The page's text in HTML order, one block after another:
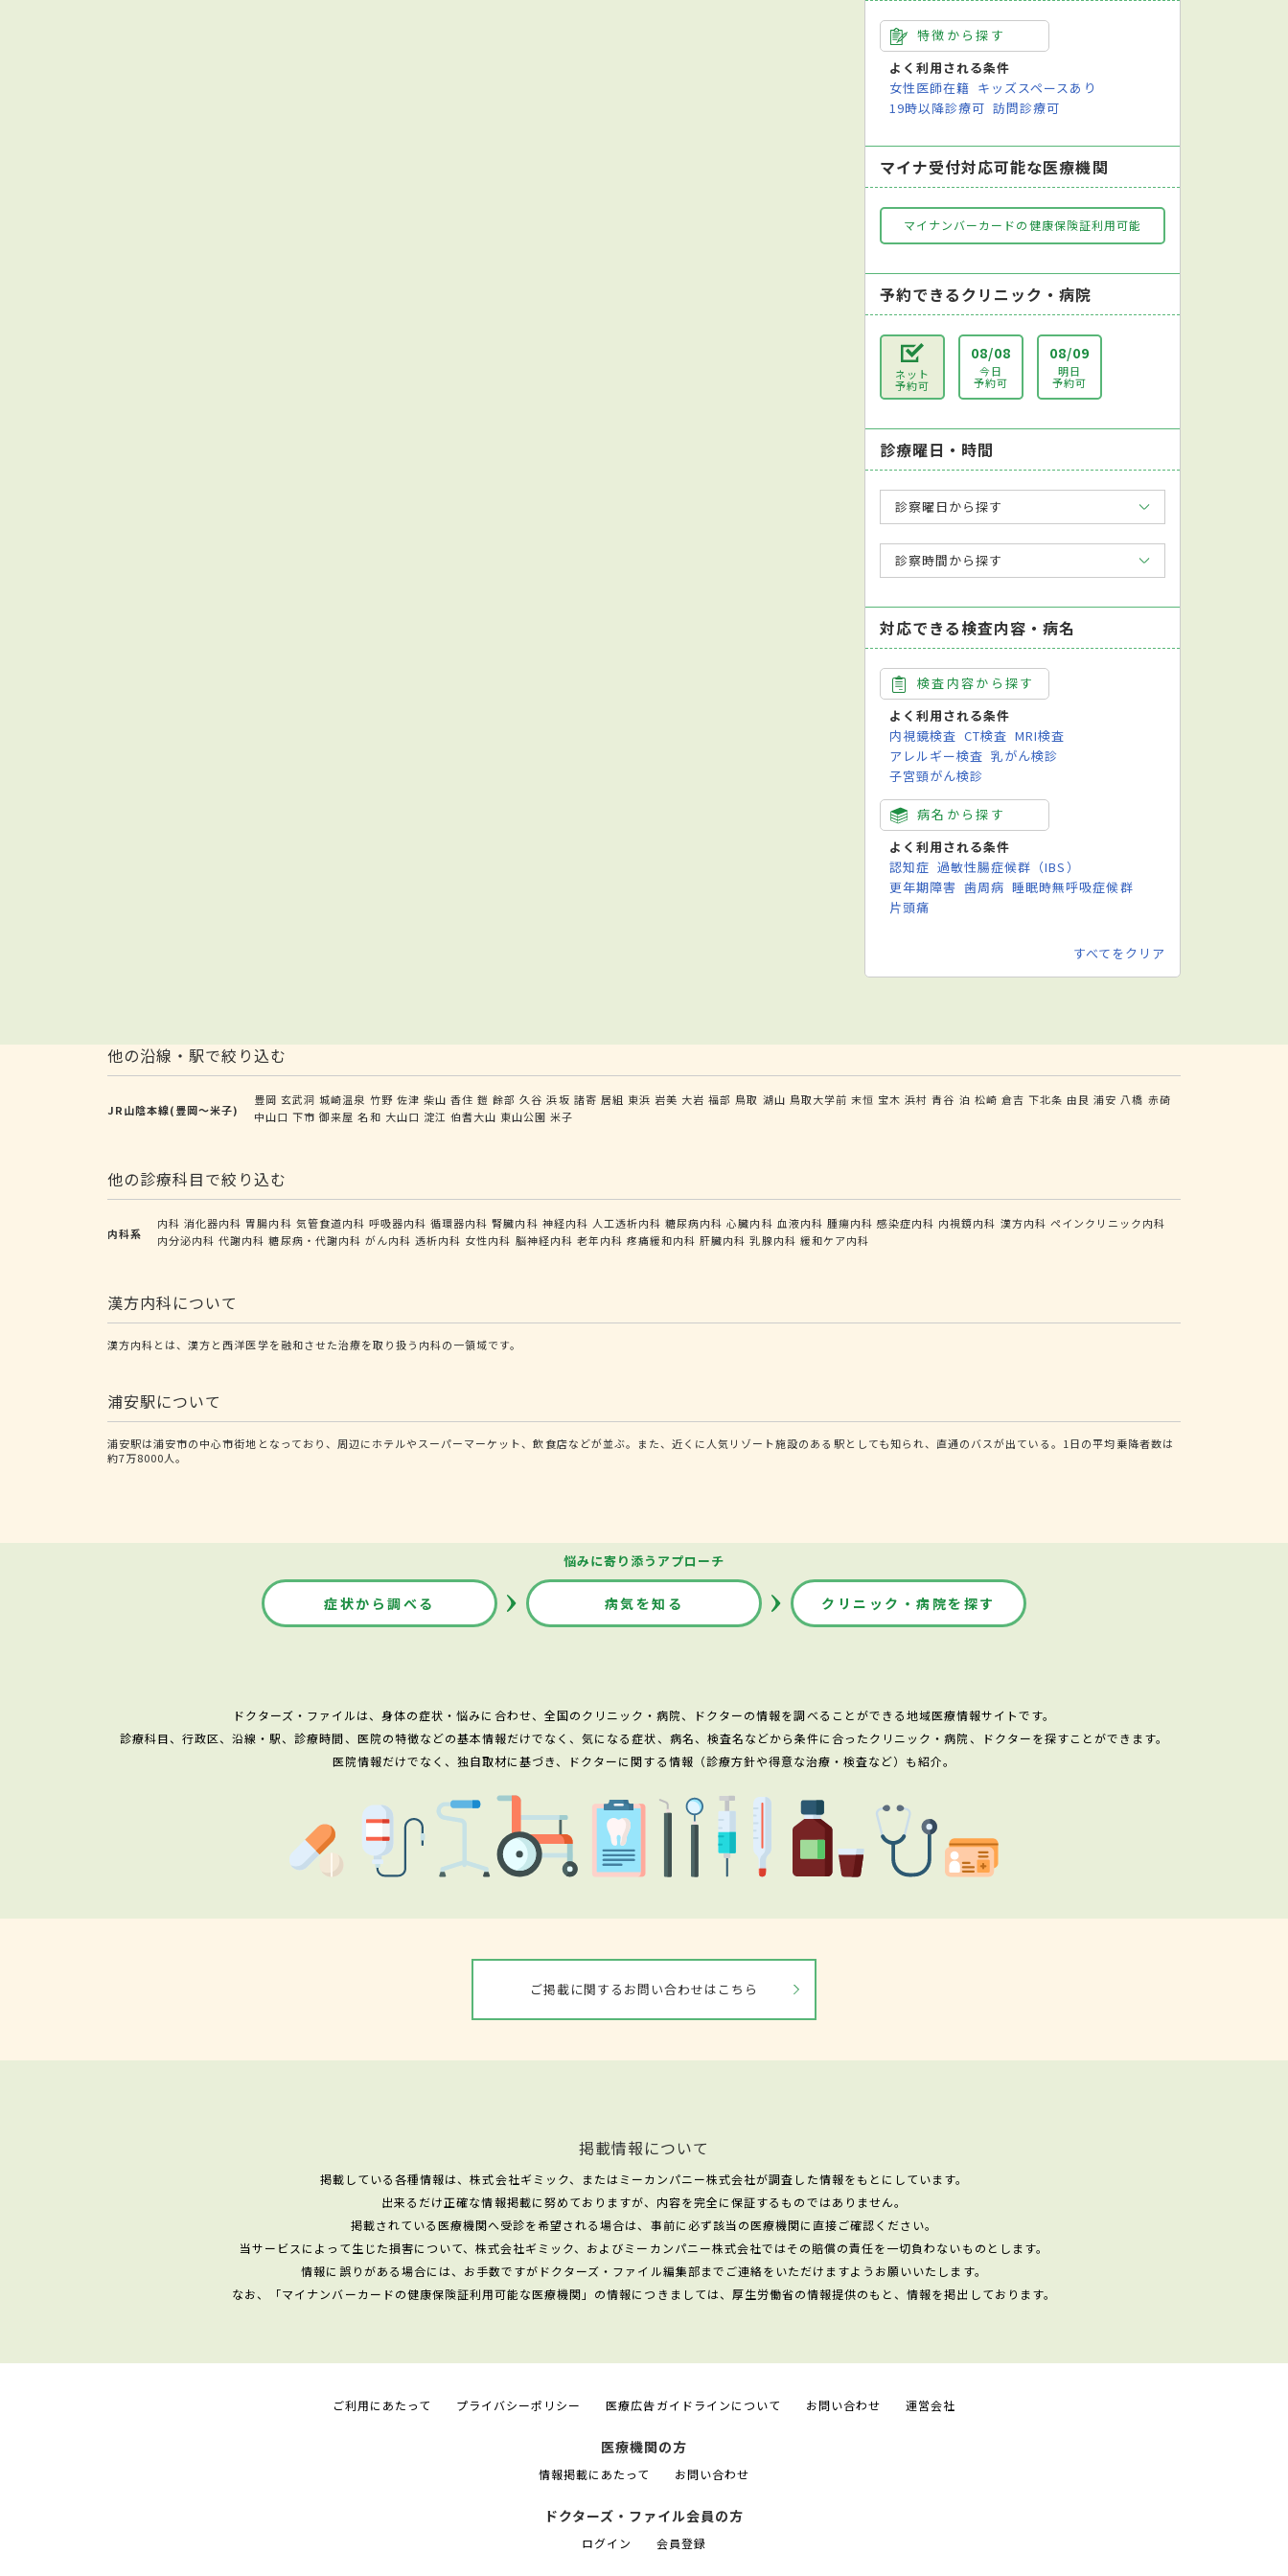
特徴から探す
よく利用される条件
女性医師在籍 キッズスペースあり
19時以降診療可 訪問診療可
マイナ受付対応可能な医療機関
マイナンバーカードの健康保険証利用可能
予約できるクリニック・病院
ネット
予約可
08/08
今日
予約可
08/09
明日
予約可
診療曜日・時間
診察曜日から探す
診察時間から探す
対応できる検査内容・病名
検査内容から探す
よく利用される条件
内視鏡検査 CT検査 MRI検査
アレルギー検査 乳がん検診
子宮頸がん検診
病名から探す
よく利用される条件
認知症 過敏性腸症候群（IBS）
更年期障害 歯周病 睡眠時無呼吸症候群
片頭痛
すべてをクリア
他の沿線・駅で絞り込む
JR山陰本線(豊岡～米子)
豊岡 玄武洞 城崎温泉 竹野 佐津 柴山 香住 鎧 餘部 久谷 浜坂 諸寄 居組 東浜 岩美 大岩 福部 鳥取 湖山 鳥取大学前 末恒 宝木 浜村 青谷 泊 松崎 倉吉 下北条 由良 浦安 八橋 赤碕
中山口 下市 御来屋 名和 大山口 淀江 伯耆大山 東山公園 米子
他の診療科目で絞り込む
内科系
内科 消化器内科 胃腸内科 気管食道内科 呼吸器内科 循環器内科 腎臓内科 神経内科 人工透析内科 糖尿病内科 心臓内科 血液内科 腫瘍内科 感染症内科 内視鏡内科 漢方内科 ペインクリニック内科
内分泌内科 代謝内科 糖尿病・代謝内科 がん内科 透析内科 女性内科 脳神経内科 老年内科 疼痛緩和内科 肝臓内科 乳腺内科 緩和ケア内科
漢方内科について
漢方内科とは、漢方と西洋医学を融和させた治療を取り扱う内科の一領域です。
浦安駅について
浦安駅は浦安市の中心市街地となっており、周辺にホテルやスーパーマーケット、飲食店などが並ぶ。また、近くに人気リゾート施設のある駅としても知られ、直通のバスが出ている。1日の平均乗降者数は
約7万8000人。
悩みに寄り添うアプローチ
症状から調べる 病気を知る クリニック・病院を探す
ドクターズ・ファイルは、身体の症状・悩みに合わせ、全国のクリニック・病院、ドクターの情報を調べることができる地域医療情報サイトです。
診療科目、行政区、沿線・駅、診療時間、医院の特徴などの基本情報だけでなく、気になる症状、病名、検査名などから条件に合ったクリニック・病院、ドクターを探すことができます。
医院情報だけでなく、独自取材に基づき、ドクターに関する情報（診療方針や得意な治療・検査など）も紹介。
ご掲載に関するお問い合わせはこちら
掲載情報について
掲載している各種情報は、株式会社ギミック、またはミーカンパニー株式会社が調査した情報をもとにしています。
出来るだけ正確な情報掲載に努めておりますが、内容を完全に保証するものではありません。
掲載されている医療機関へ受診を希望される場合は、事前に必ず該当の医療機関に直接ご確認ください。
当サービスによって生じた損害について、株式会社ギミック、およびミーカンパニー株式会社ではその賠償の責任を一切負わないものとします。
情報に誤りがある場合には、お手数ですがドクターズ・ファイル編集部までご連絡をいただけますようお願いいたします。
なお、「マイナンバーカードの健康保険証利用可能な医療機関」の情報につきましては、厚生労働省の情報提供のもと、情報を掲出しております。
ご利用にあたって プライバシーポリシー 医療広告ガイドラインについて お問い合わせ 運営会社
医療機関の方
情報掲載にあたって お問い合わせ
ドクターズ・ファイル会員の方
ログイン 会員登録